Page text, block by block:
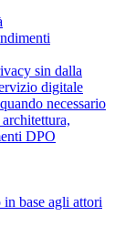
sin dalla
digitale
necessario
DPO
base agli attori